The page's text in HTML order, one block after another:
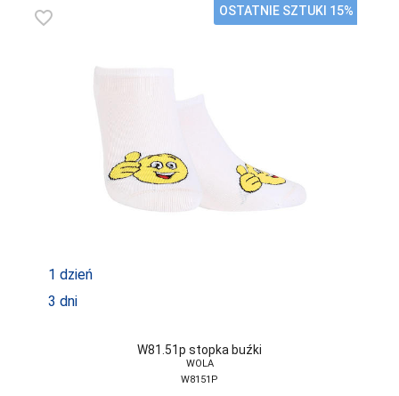
favorite_border OSTATNIE SZTUKI 15%
1 dzień
3 dni
W81.51p stopka buźki
WOLA
W8151P